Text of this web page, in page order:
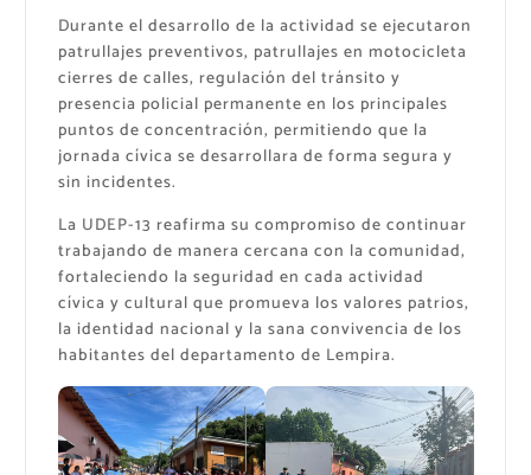
Durante el desarrollo de la actividad se ejecutaron
patrullajes preventivos, patrullajes en motocicleta
cierres de calles, regulación del tránsito y
presencia policial permanente en los principales
puntos de concentración, permitiendo que la
jornada cívica se desarrollara de forma segura y
sin incidentes.
La UDEP-13 reafirma su compromiso de continuar
trabajando de manera cercana con la comunidad,
fortaleciendo la seguridad en cada actividad
cívica y cultural que promueva los valores patrios,
la identidad nacional y la sana convivencia de los
habitantes del departamento de Lempira.